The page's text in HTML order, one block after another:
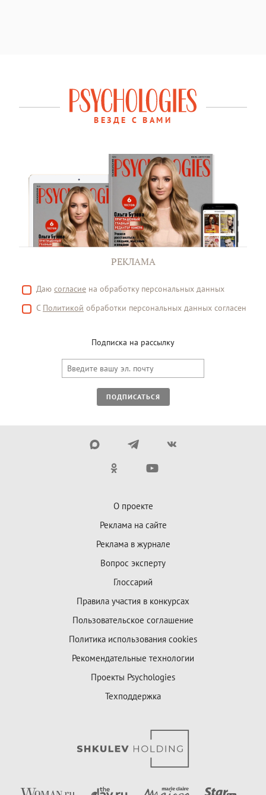
ВЕЗДЕ С ВАМИ
РЕКЛАМА
Даю согласие на обработку персональных данных
С Политикой обработки персональных данных согласен
Подписка на рассылку
ПОДПИСАТЬСЯ
О проекте
Реклама на сайте
Реклама в журнале
Вопрос эксперту
Глоссарий
Правила участия в конкурсах
Пользовательское соглашение
Политика использования cookies
Рекомендательные технологии
Проекты Psychologies
Техподдержка